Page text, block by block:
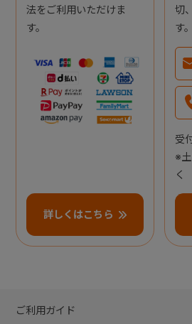
法をご利用いただけま
す。
詳しくはこちら
切
す。
受
※
く
ご利用ガイド